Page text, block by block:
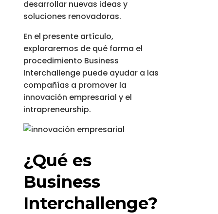
desarrollar nuevas ideas y
soluciones renovadoras.
En el presente artículo,
exploraremos de qué forma el
procedimiento Business
Interchallenge puede ayudar a las
compañías a promover la
innovación empresarial y el
intrapreneurship.
¿Qué es
Business
Interchallenge?